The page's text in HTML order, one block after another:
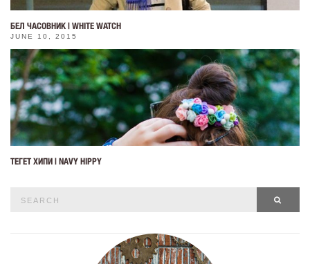
БЕЛ ЧАСОВНИК | WHITE WATCH
JUNE 10, 2015
ТЕГЕТ ХИПИ | NAVY HIPPY